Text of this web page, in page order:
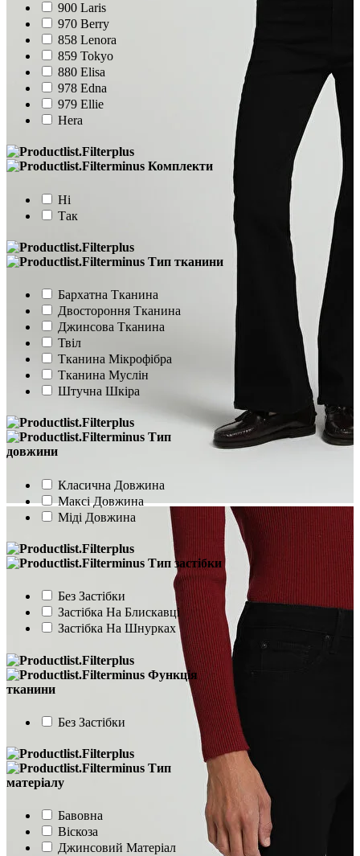
900 Laris
970 Berry
858 Lenora
859 Tokyo
880 Elisa
978 Edna
979 Ellie
Hera
Комплекти
Ні
Так
Тип тканини
Бархатна Тканина
Двостороння Тканина
Джинсова Тканина
Твіл
Тканина Мікрофібра
Тканина Муслін
Штучна Шкіра
Тип
довжини
Класична Довжина
Максі Довжина
Міді Довжина
Тип застібки
Без Застібки
Застібка На Блискавці
Застібка На Шнурках
Функція
тканини
Без Застібки
Тип
матеріалу
Бавовна
Віскоза
Джинсовий Матеріал